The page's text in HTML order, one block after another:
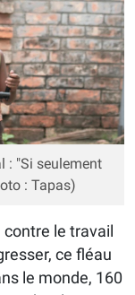
: "Si seulement
: Tapas)
le travail
ce fléau
le monde, 160